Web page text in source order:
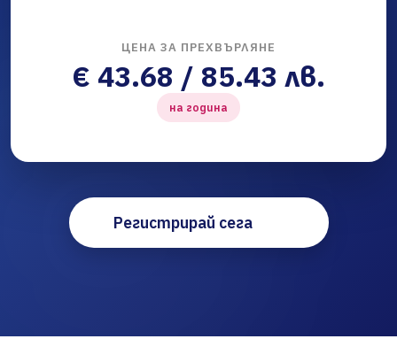
ЦЕНА ЗА ПРЕХВЪРЛЯНЕ
€ 43.68 / 85.43 лв.
на година
Регистрирай сега